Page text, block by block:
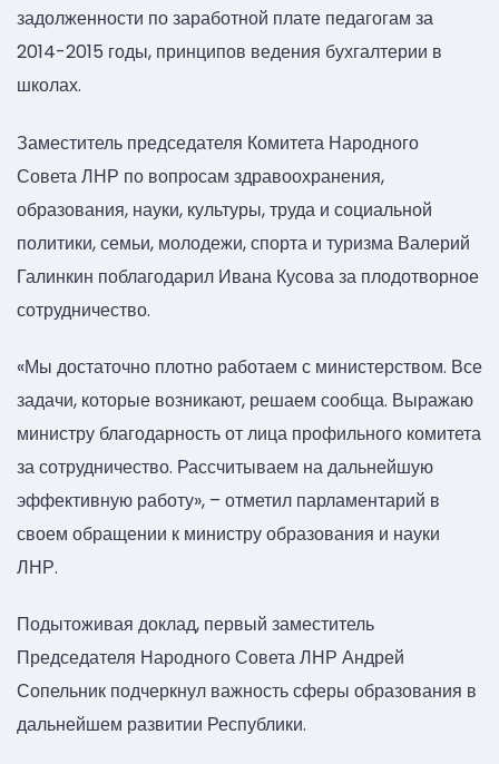
задолженности по заработной плате педагогам за
2014-2015 годы, принципов ведения бухгалтерии в
школах.
Заместитель председателя Комитета Народного
Совета ЛНР по вопросам здравоохранения,
образования, науки, культуры, труда и социальной
политики, семьи, молодежи, спорта и туризма Валерий
Галинкин поблагодарил Ивана Кусова за плодотворное
сотрудничество.
«Мы достаточно плотно работаем с министерством. Все
задачи, которые возникают, решаем сообща. Выражаю
министру благодарность от лица профильного комитета
за сотрудничество. Рассчитываем на дальнейшую
эффективную работу», – отметил парламентарий в
своем обращении к министру образования и науки
ЛНР.
Подытоживая доклад, первый заместитель
Председателя Народного Совета ЛНР Андрей
Сопельник подчеркнул важность сферы образования в
дальнейшем развитии Республики.